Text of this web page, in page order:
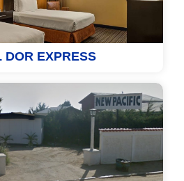
DOR EXPRESS